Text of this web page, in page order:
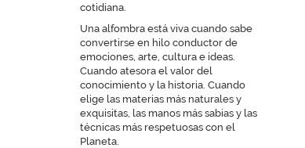
cotidiana.
Una alfombra está viva cuando sabe
convertirse en hilo conductor de
emociones, arte, cultura e ideas.
Cuando atesora el valor del
conocimiento y la historia. Cuando
elige las materias más naturales y
exquisitas, las manos más sabias y las
técnicas más respetuosas con el
Planeta.